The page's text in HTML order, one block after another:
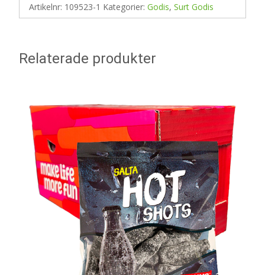
Artikelnr: 109523-1 Kategorier: Godis, Surt Godis
Relaterade produkter